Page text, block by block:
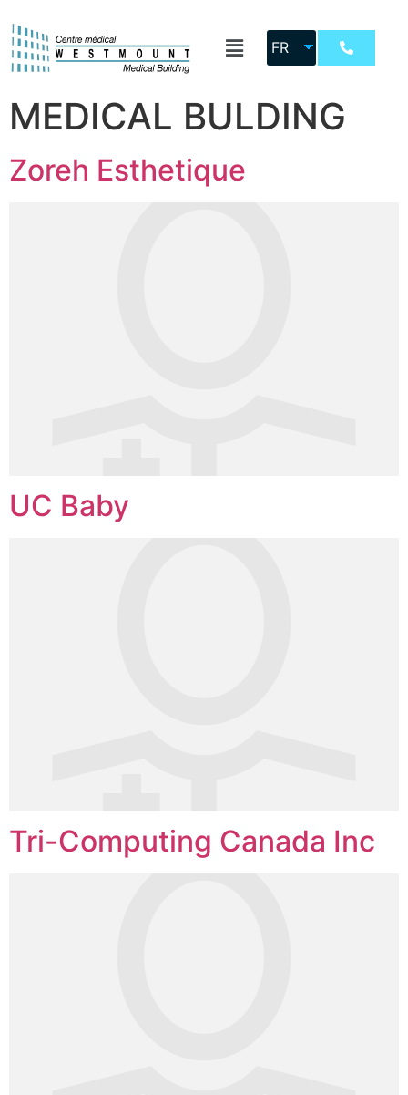
FR
Location :
WESTMOUNT
MEDICAL BULDING
Zoreh Esthetique
UC Baby
Tri-Computing Canada Inc